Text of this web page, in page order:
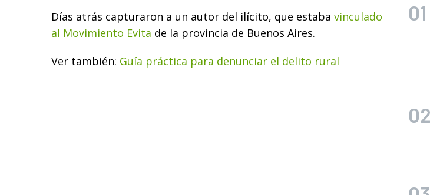
Días atrás capturaron a un autor del ilícito, que estaba vinculado
al Movimiento Evita de la provincia de Buenos Aires.
Ver también: Guía práctica para denunciar el delito rural